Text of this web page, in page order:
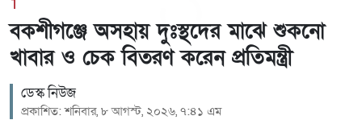
বকশীগঞ্জে অসহায় দুঃস্থদের মাঝে শুকনো
খাবার ও চেক বিতরণ করেন প্রতিমন্ত্রী
ডেস্ক নিউজ
প্রকাশিত: শনিবার, ৮ আগস্ট, ২০২৬, ৭:৪১ এম